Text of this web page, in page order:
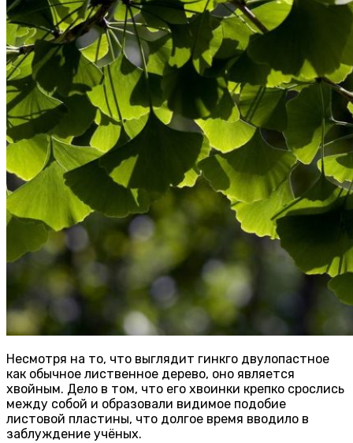
Несмотря на то, что выглядит гинкго двулопастное
как обычное лиственное дерево, оно является
хвойным. Дело в том, что его хвоинки крепко срослись
между собой и образовали видимое подобие
листовой пластины, что долгое время вводило в
заблуждение учёных.